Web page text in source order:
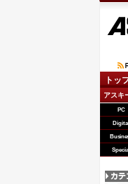
トッ
アスキ
PC